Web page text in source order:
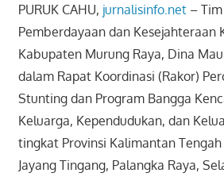
PURUK CAHU, jurnalisinfo.net– Tim
Pemberdayaan dan Kesejahteraan
Kabupaten Murung Raya, Dina
dalam Rapat Koordinasi (Rakor)
Stunting dan Program Bangga
Keluarga, Kependudukan, dan
tingkat Provinsi Kalimantan
Jayang Tingang, Palangka Raya,